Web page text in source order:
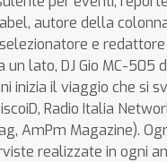
autore della
e
un lato, DJ Gio MC-
inizia il viaggio che si
Radio Italia
AmPm Magazine).
realizzate in ogni